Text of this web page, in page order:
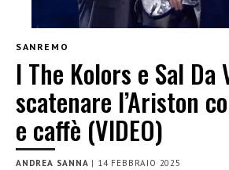
SANREMO
I The Kolors e Sal
scatenare l’Ariston
e caffè (VIDEO)
ANDREA SANNA | 14 FEBBRAIO 2025